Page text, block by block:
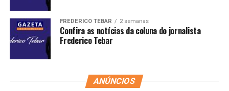
FREDERICO TEBAR 2 semanas
Confira as notícias da coluna do jornalista
Frederico Tebar
ANÚNCIOS